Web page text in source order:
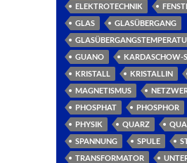
ELEKTROTECHNIK
GLAS
GLASÜBERGANG
GUANO
KARDASCHOW-
KRISTALL
KRISTALLIN
MAGNETISMUS
PHOSPHAT
PHOSPHOR
PHYSIK
QUARZ
SPANNUNG
SPULE
TRANSFORMATOR